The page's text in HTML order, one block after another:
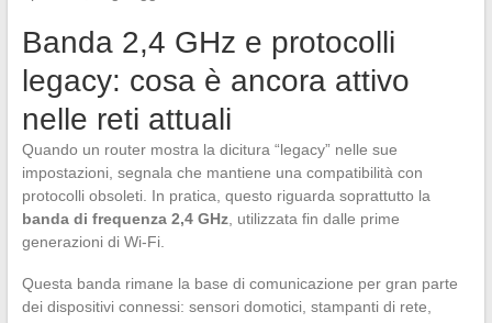
Banda 2,4 GHz e protocolli
legacy: cosa è ancora attivo
nelle reti attuali
Quando un router mostra la dicitura “legacy” nelle sue
impostazioni, segnala che mantiene una compatibilità con
protocolli obsoleti. In pratica, questo riguarda soprattutto la
banda di frequenza 2,4 GHz, utilizzata fin dalle prime
generazioni di Wi-Fi.
Questa banda rimane la base di comunicazione per gran parte
dei dispositivi connessi: sensori domotici, stampanti di rete,